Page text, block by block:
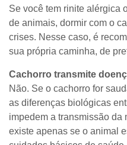
Se você tem rinite alérgica
de animais, dormir com o
crises. Nesse caso, é
sua própria caminha, de
Cachorro transmite
Não. Se o cachorro for
as diferenças biológicas
impedem a transmissão da
existe apenas se o animal